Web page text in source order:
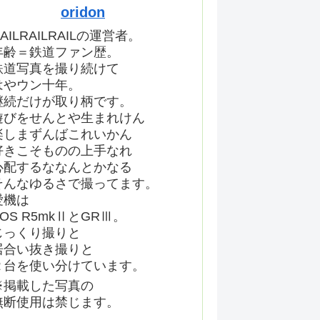
oridon
の運営者。
齢＝鉄道ファン歴。
道写真を撮り続けて
やウン十年。
続だけが取り柄です。
びをせんとや生まれけん
しまずんばこれいかん
きこそものの上手なれ
配するななんとかなる
んなゆるさで撮ってます。
機は
R5mkⅡとGRⅢ。
っくり撮りと
合い抜き撮りと
台を使い分けています。
載した写真の
断使用は禁じます。